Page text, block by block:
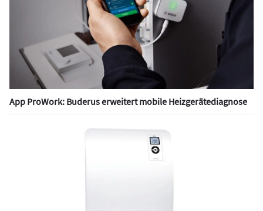
App ProWork: Buderus erweitert mobile Heizgerätediagnose